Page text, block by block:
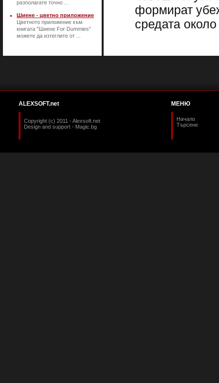
разполагате точно ...
Шиене - цветно приложение
Цветното приложение към
книгата "Шиене For Dummies"
можете да изтеглите от ...
формират
средата
ALEXSOFT.net
Copyright (c) 2011 - Alexsoft.net
Design and support - Magic.bg
МЕНЮ
Начало
Търсене